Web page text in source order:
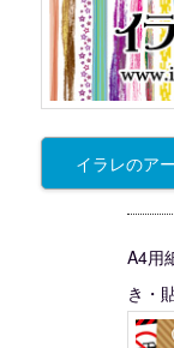
イラレのア
A4用
き・